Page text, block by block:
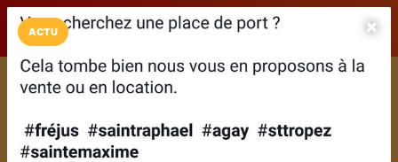
LaCarte Play Store
Installez l'App LaCarte
Téléchargez gratuitement l'app LaCarte pour suivre vos
Télécharger Plus tard
ACTU